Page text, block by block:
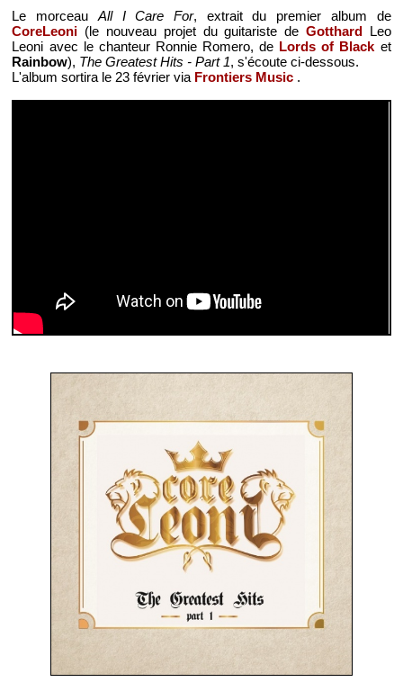
Le morceau All I Care For, extrait du premier album de
CoreLeoni (le nouveau projet du guitariste de GotthardLeo
Leoni avec le chanteur Ronnie Romero, de Lords of Black et
Rainbow), The Greatest Hits - Part 1, s'écoute ci-dessous.
L'album sortira le 23 février via Frontiers Music .